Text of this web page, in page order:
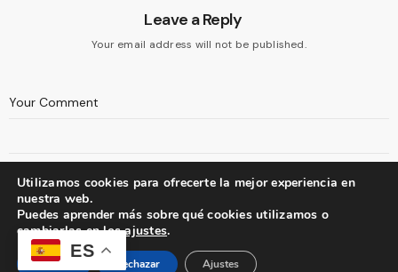
Leave a Reply
Your email address will not be published.
ES
Utilizamos cookies para ofrecerte la mejor experiencia en
nuestra web.
Puedes aprender más sobre qué cookies utilizamos o
cambiarlas en losajustes.
Aceptar Rechazar Ajustes